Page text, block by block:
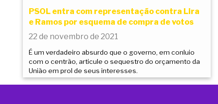
PSOL entra com representação contra Lira
e Ramos por esquema de compra de votos
22 de novembro de 2021
É um verdadeiro absurdo que o governo, em conluio
com o centrão, articule o sequestro do orçamento da
União em prol de seus interesses.